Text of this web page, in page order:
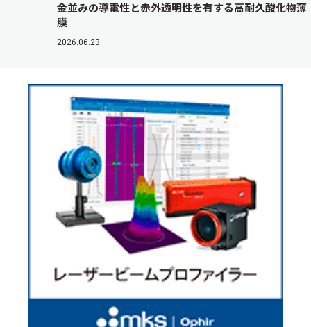
金並みの導電性と赤外透明性を有する高耐久酸化物薄
膜
2026.06.23